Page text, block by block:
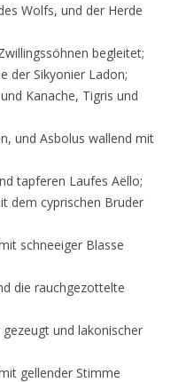
Wolfs, und der Herde
begleitet;
der Sikyonier Ladon;
Kanache, Tigris und
und Asbolus wallend mit
tapferen Laufes Aëllo;
dem cyprischen Bruder
schneeiger Blasse
die rauchgezottelte
und lakonischer
gellender Stimme